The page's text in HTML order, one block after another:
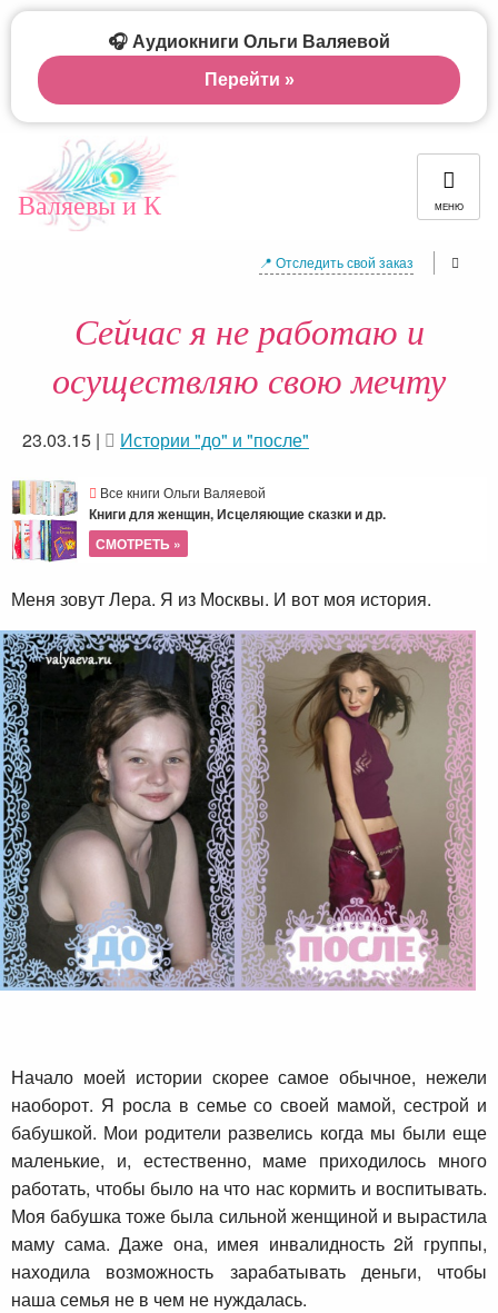
Валяевы и К МЕНЮ
📍 Отследить свой заказ
Сейчас я не работаю и
осуществляю свою мечту
23.03.15 | Истории "до" и "после"
Все книги Ольги Валяевой
Книги для женщин, Исцеляющие сказки и др.
СМОТРЕТЬ »
Меня зовут Лера. Я из Москвы. И вот моя история.
Начало моей истории скорее самое обычное, нежели
наоборот. Я росла в семье со своей мамой, сестрой и
бабушкой. Мои родители развелись когда мы были еще
маленькие, и, естественно, маме приходилось много
работать, чтобы было на что нас кормить и воспитывать.
Моя бабушка тоже была сильной женщиной и вырастила
маму сама. Даже она, имея инвалидность 2й группы,
находила возможность зарабатывать деньги, чтобы
наша семья не в чем не нуждалась.
🎧 Аудиокниги Ольги Валяевой
Перейти »